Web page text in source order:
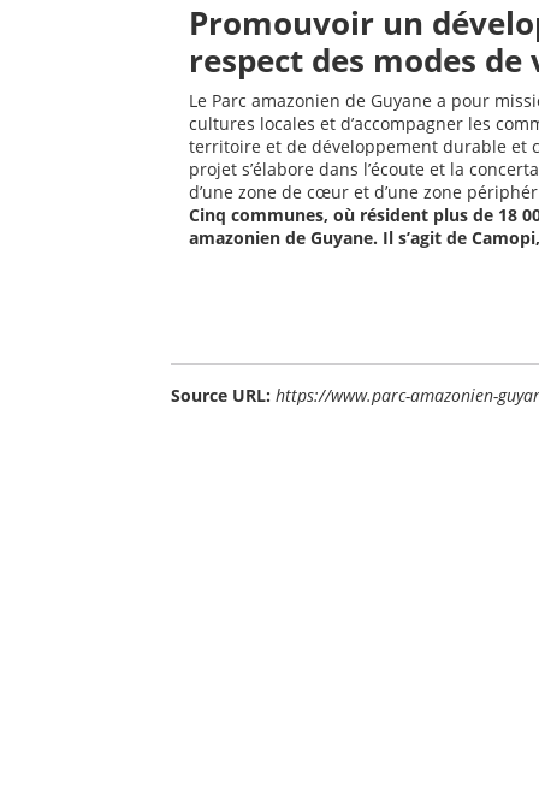
Promouvoir un
respect des modes
Le Parc amazonien de Guyane a pour
cultures locales et d’accompagner les
territoire et de développement durable et
projet s’élabore dans l’écoute et la
d’une zone de cœur et d’une zone
Cinq communes, où résident plus de 18
amazonien de Guyane. Il s’agit de
Source URL: https://www.parc-amazonien-